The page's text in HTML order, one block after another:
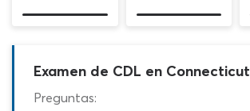
Examen de CDL en Connecticut
Preguntas: